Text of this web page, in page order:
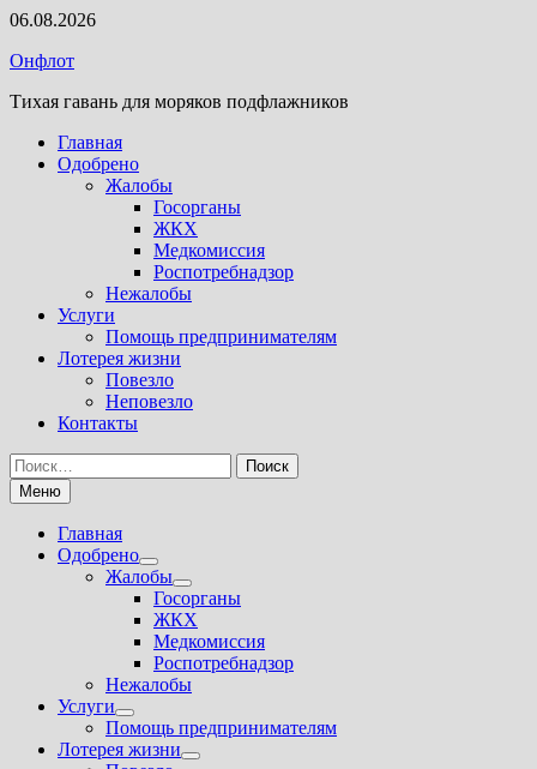
Перейти
содержимому
06.08.2026
Онфлот
Тихая гавань для моряков подфлажников
Главная
Одобрено
Жалобы
Госорганы
ЖКХ
Медкомиссия
Роспотребнадзор
Нежалобы
Услуги
Помощь предпринимателям
Лотерея жизни
Повезло
Неповезло
Контакты
Найти:
Меню
Главная
Одобрено
Показать
подменю
Жалобы
Показать
подменю
Госорганы
ЖКХ
Медкомиссия
Роспотребнадзор
Нежалобы
Услуги
Показать
подменю
Помощь предпринимателям
Лотерея жизни
Показать